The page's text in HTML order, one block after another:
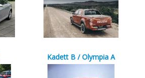
Kadett B / Olympia A